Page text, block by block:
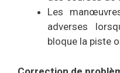
Les
adverses
bloque la piste